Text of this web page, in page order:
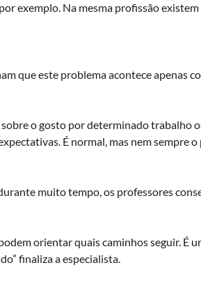
exemplo. Na mesma profissão
que este problema acontece apenas
o gosto por determinado trabalho
É normal, mas nem sempre
muito tempo, os professores
orientar quais caminhos seguir. É
finaliza a especialista.